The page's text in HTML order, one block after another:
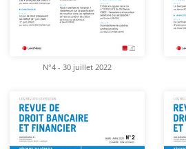
N°4 - 30 juillet 2022